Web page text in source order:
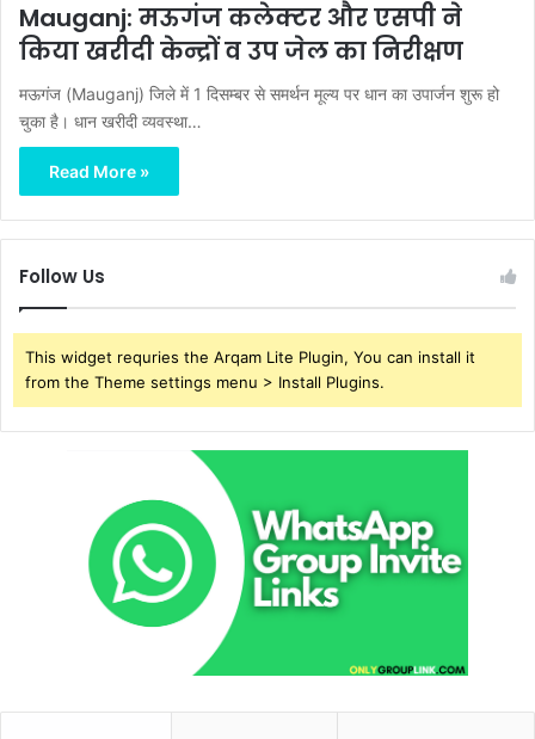
Mauganj: मऊगंज कलेक्टर और एसपी ने
किया खरीदी केन्द्रों व उप जेल का निरीक्षण
मऊगंज (Mauganj) जिले में 1 दिसम्बर से समर्थन मूल्य पर धान का उपार्जन शुरू हो
चुका है। धान खरीदी व्यवस्था…
Read More »
Follow Us
This widget requries the Arqam Lite Plugin, You can install it
from the Theme settings menu > Install Plugins.